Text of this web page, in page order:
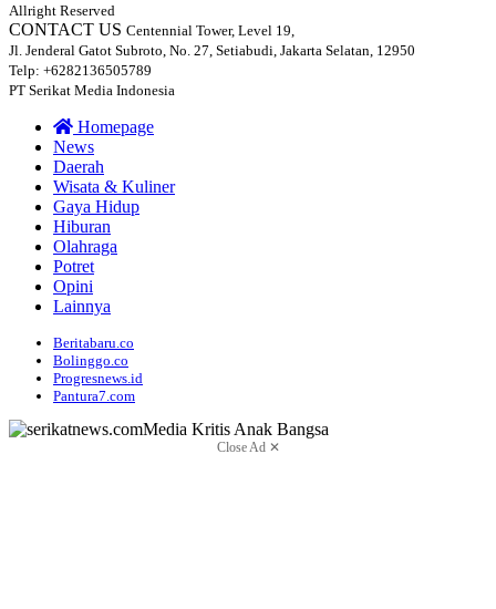
Allright Reserved
CONTACT US Centennial Tower, Level 19,
Jl. Jenderal Gatot Subroto, No. 27, Setiabudi, Jakarta Selatan, 12950
Telp: +6282136505789
PT Serikat Media Indonesia
Homepage
News
Daerah
Wisata & Kuliner
Gaya Hidup
Hiburan
Olahraga
Potret
Opini
Lainnya
Beritabaru.co
Bolinggo.co
Progresnews.id
Pantura7.com
Close Ad ✕